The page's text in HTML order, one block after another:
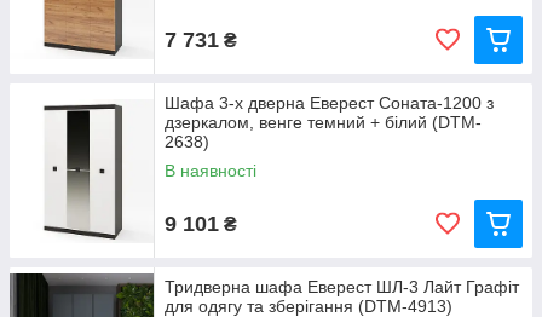
7 731 ₴
Шафа 3-х дверна Еверест Соната-1200 з
дзеркалом, венге темний + білий (DTM-
2638)
В наявності
9 101 ₴
Тридверна шафа Еверест ШЛ-3 Лайт Графіт
для одягу та зберігання (DTM-4913)